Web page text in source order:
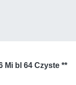
Mi bl 64 Czyste **